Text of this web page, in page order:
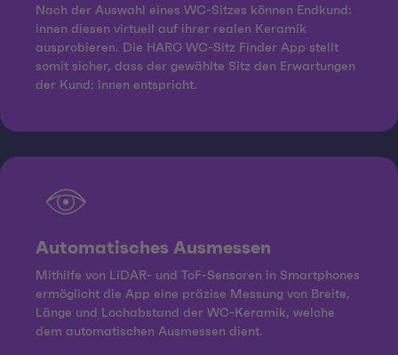
Nach der Auswahl eines WC-Sitzes können Endkund:
innen diesen virtuell auf ihrer realen Keramik
ausprobieren. Die HARO WC-Sitz Finder App stellt
somit sicher, dass der gewählte Sitz den Erwartungen
der Kund: innen entspricht.
Automatisches Ausmessen
Mithilfe von LiDAR- und ToF-Sensoren in Smartphones
ermöglicht die App eine präzise Messung von Breite,
Länge und Lochabstand der WC-Keramik, welche
dem automatischen Ausmessen dient.